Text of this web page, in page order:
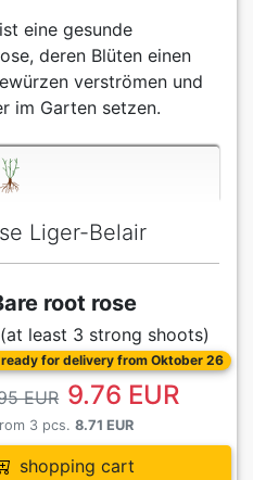
ist eine gesunde
deren Blüten einen
verströmen und
im Garten setzen.
Liger-Belair
root rose
least 3 strong shoots)
for delivery from Oktober 26
EUR 9.76 EUR
3 pcs.8.71 EUR
shopping cart